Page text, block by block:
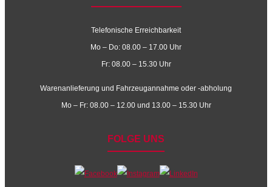
Telefonische Erreichbarkeit
Mo – Do: 08.00 – 17.00 Uhr
Fr: 08.00 – 15.30 Uhr
Warenanlieferung und Fahrzeugannahme oder -abholung
Mo – Fr: 08.00 – 12.00 und 13.00 – 15.30 Uhr
FOLGE UNS